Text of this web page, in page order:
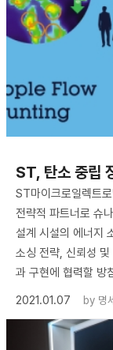
ST, 탄소 중립
ST마이크로일렉트
전략적 파트너로 슈
설계 시설의 에너지
소싱 전략, 신뢰성
과 구현에 협력할 방
2021.01.07
by 명